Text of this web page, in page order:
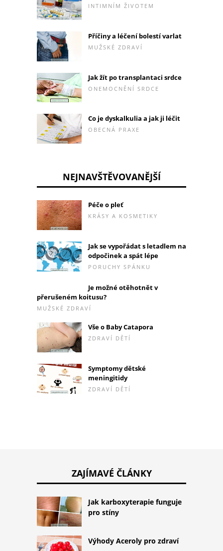
INTIMNÍM ŽIVOTEM
Příčiny a léčení bolestí varlat
MUŽSKÉ ZDRAVÍ
Jak žít po transplantaci srdce
ONEMOCNĚNÍ SRDCE
Co je dyskalkulia a jak ji léčit
OBECNÁ PRAXE
NEJNAVŠTĚVOVANĚJŠÍ
Péče o pleť
KRÁSY A KOSMETIKY
Jak se vypořádat s letadlem na
odpočinek a spát lépe
PORUCHY SPÁNKU
Je možné otěhotnět v
přerušeném koitusu?
MUŽSKÉ ZDRAVÍ
Vše o Baby Catapora
ZDRAVÍ DĚTÍ
Symptomy dětské
meningitidy
ZDRAVÍ DĚTÍ
ZAJÍMAVÉ ČLÁNKY
Jak karboxyterapie funguje
pro stíny
Výhody Aceroly pro zdraví